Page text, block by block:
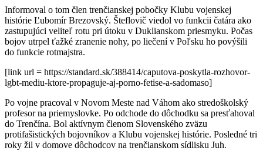
Informoval o tom člen trenčianskej pobočky Klubu vojenskej
histórie Ľubomír Brezovský. Šteflovič viedol vo funkcii čatára ako
zastupujúci veliteľ rotu pri útoku v Duklianskom priesmyku. Počas
bojov utrpel ťažké zranenie nohy, po liečení v Poľsku ho povýšili
do funkcie rotmajstra.
[link url = https://standard.sk/388414/caputova-poskytla-rozhovor-
lgbt-mediu-ktore-propaguje-aj-porno-fetise-a-sadomaso]
Po vojne pracoval v Novom Meste nad Váhom ako stredoškolský
profesor na priemyslovke. Po odchode do dôchodku sa presťahoval
do Trenčína. Bol aktívnym členom Slovenského zväzu
protifašistických bojovníkov a Klubu vojenskej histórie. Posledné tri
roky žil v domove dôchodcov na trenčianskom sídlisku Juh.